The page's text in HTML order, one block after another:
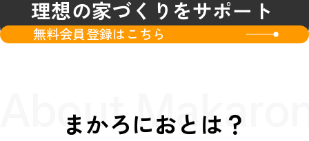
理想の家づくりをサポート
無料会員登録はこちら
About
まかろにおとは？